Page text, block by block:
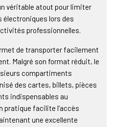
véritable atout pour limiter
électroniques lors des
professionnelles.
de transporter facilement
Malgré son format réduit, le
compartiments
des cartes, billets, pièces
indispensables au
pratique facilite l’accès
une excellente